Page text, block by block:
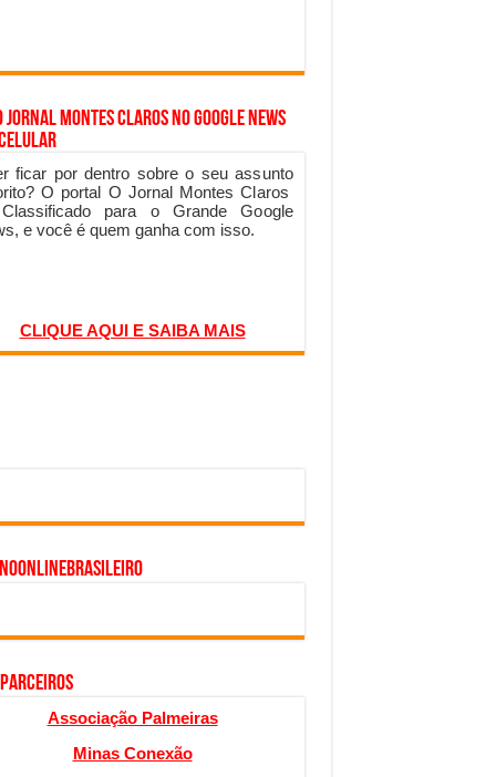
Jornal Montes Claros no Google News
ficar por dentro sobre o seu assunto
O portal O Jornal Montes Claros
para o Grande Google
e você é quem ganha com isso.
CLIQUE AQUI E SAIBA MAIS
Associação Palmeiras
Minas Conexão